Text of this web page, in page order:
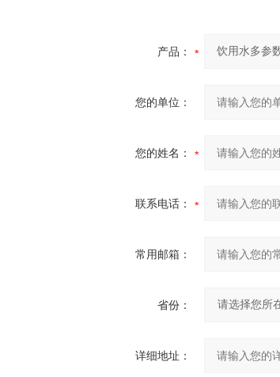
产品：
您的单位：
您的姓名：
联系电话：
常用邮箱：
省份：
详细地址：